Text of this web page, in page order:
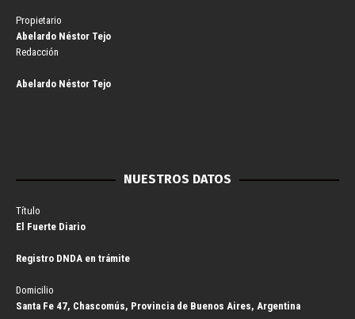
Propietario
Abelardo Néstor Tejo
Redacción
Abelardo Néstor Tejo
NUESTROS DATOS
Título
El Fuerte Diario
Registro DNDA en trámite
Domicilio
Santa Fe 47, Chascomús, Provincia de Buenos Aires, Argentina